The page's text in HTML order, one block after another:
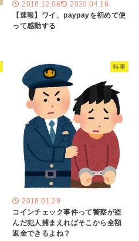
2018.12.06 2020.04.16
【速報】ワイ、paypayを初めて使
って感動する
時事
2018.01.29
コインチェック事件って警察が盗
んだ犯人捕まえればそこから全額
返金できるよね？